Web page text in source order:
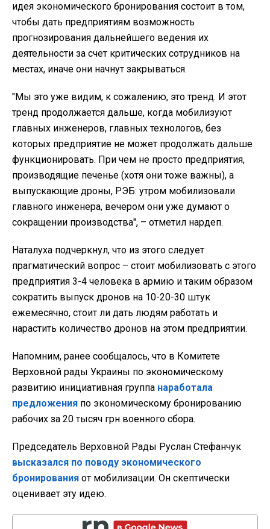
идея экономического бронирования состоит в том,
чтобы дать предприятиям возможность
прогнозирования дальнейшего ведения их
деятельности за счет критических сотрудников на
местах, иначе они начнут закрываться.
"Мы это уже видим, к сожалению, это тренд. И этот
тренд продолжается дальше, когда мобилизуют
главных инженеров, главных технологов, без
которых предприятие не может продолжать дальше
функционировать. При чем не просто предприятия,
производящие печенье (хотя они тоже важны), а
выпускающие дроны, РЭБ: утром мобилизовали
главного инженера, вечером они уже думают о
сокращении производства", – отметил нардеп.
Наталуха подчеркнул, что из этого следует
прагматический вопрос – стоит мобилизовать с этого
предприятия 3-4 человека в армию и таким образом
сократить выпуск дронов на 10-20-30 штук
ежемесячно, стоит ли дать людям работать и
нарастить количество дронов на этом предприятии.
Напомним, ранее сообщалось, что в Комитете
Верховной рады Украины по экономическому
развитию инициативная группа наработала
предложения по экономическому бронированию
рабочих за 20 тысяч грн военного сбора.
Председатель Верховной Рады Руслан Стефанчук
высказался по поводу экономического
бронирования от мобилизации. Он скептически
оценивает эту идею.